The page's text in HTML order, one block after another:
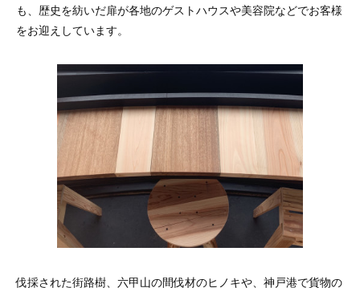
も、歴史を紡いだ扉が各地のゲストハウスや美容院などでお客様
をお迎えしています。
伐採された街路樹、六甲山の間伐材のヒノキや、神戸港で貨物の